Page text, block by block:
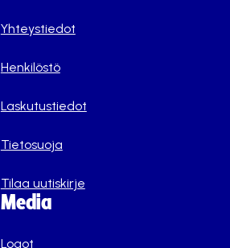
Yhteystiedot
Henkilöstö
Laskutustiedot
Tietosuoja
Tilaa uutiskirje
Media
Logot